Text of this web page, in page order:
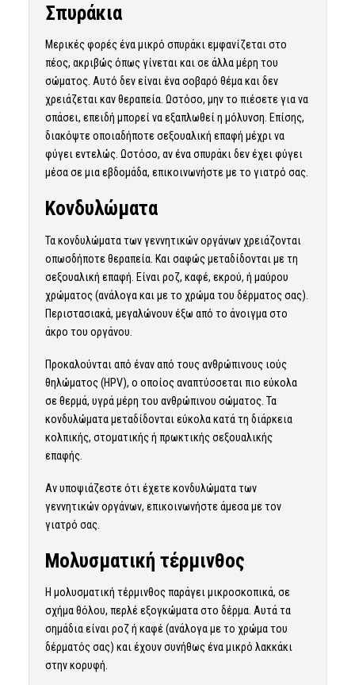
Σπυράκια
Μερικές φορές ένα μικρό σπυράκι εμφανίζεται στο
πέος, ακριβώς όπως γίνεται και σε άλλα μέρη του
σώματος. Αυτό δεν είναι ένα σοβαρό θέμα και δεν
χρειάζεται καν θεραπεία. Ωστόσο, μην το πιέσετε για να
σπάσει, επειδή μπορεί να εξαπλωθεί η μόλυνση. Επίσης,
διακόψτε οποιαδήποτε σεξουαλική επαφή μέχρι να
φύγει εντελώς. Ωστόσο, αν ένα σπυράκι δεν έχει φύγει
μέσα σε μια εβδομάδα, επικοινωνήστε με το γιατρό σας.
Κονδυλώματα
Τα κονδυλώματα των γεννητικών οργάνων χρειάζονται
οπωσδήποτε θεραπεία. Και σαφώς μεταδίδονται με τη
σεξουαλική επαφή. Είναι ροζ, καφέ, εκρού, ή μαύρου
χρώματος (ανάλογα και με το χρώμα του δέρματος σας).
Περιστασιακά, μεγαλώνουν έξω από το άνοιγμα στο
άκρο του οργάνου.
Προκαλούνται από έναν από τους ανθρώπινους ιούς
θηλώματος (HPV), ο οποίος αναπτύσσεται πιο εύκολα
σε θερμά, υγρά μέρη του ανθρώπινου σώματος. Τα
κονδυλώματα μεταδίδονται εύκολα κατά τη διάρκεια
κολπικής, στοματικής ή πρωκτικής σεξουαλικής
επαφής.
Αν υποψιάζεστε ότι έχετε κονδυλώματα των
γεννητικών οργάνων, επικοινωνήστε άμεσα με τον
γιατρό σας.
Μολυσματική τέρμινθος
Η μολυσματική τέρμινθος παράγει μικροσκοπικά, σε
σχήμα θόλου, περλέ εξογκώματα στο δέρμα. Αυτά τα
σημάδια είναι ροζ ή καφέ (ανάλογα με το χρώμα του
δέρματός σας) και έχουν συνήθως ένα μικρό λακκάκι
στην κορυφή.